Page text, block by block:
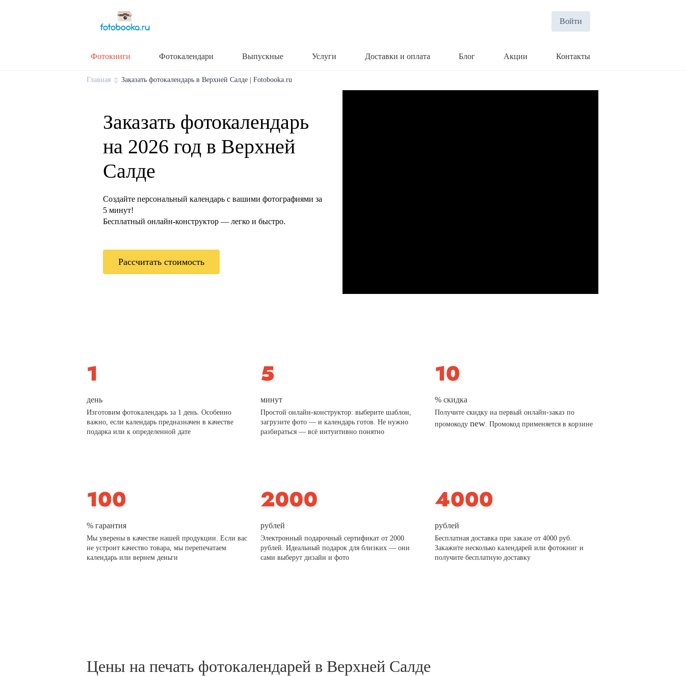
Войти
Фотокниги Фотокалендари Выпускные Услуги Доставки и оплата Блог Акции Контакты
Главная Заказать фотокалендарь в Верхней Салде | Fotobooka.ru
Заказать фотокалендарь
на 2026 год в Верхней
Салде
Создайте персональный календарь с вашими фотографиями за
5 минут!
Бесплатный онлайн-конструктор — легко и быстро.
Рассчитать стоимость
день
Изготовим фотокалендарь за 1 день. Особенно
важно, если календарь предназначен в качестве
подарка или к определенной дате
минут
Простой онлайн-конструктор: выберите шаблон,
загрузите фото — и календарь готов. Не нужно
разбираться — всё интуитивно понятно
% скидка
Получите скидку на первый онлайн-заказ по
промокоду new. Промокод применяется в корзине
% гарантия
Мы уверены в качестве нашей продукции. Если вас
не устроит качество товара, мы перепечатаем
календарь или вернем деньги
рублей
Электронный подарочный сертификат от 2000
рублей. Идеальный подарок для близких — они
сами выберут дизайн и фото
рублей
Бесплатная доставка при заказе от 4000 руб.
Закажите несколько календарей или фотокниг и
получите бесплатную доставку
Цены на печать фотокалендарей в Верхней Салде